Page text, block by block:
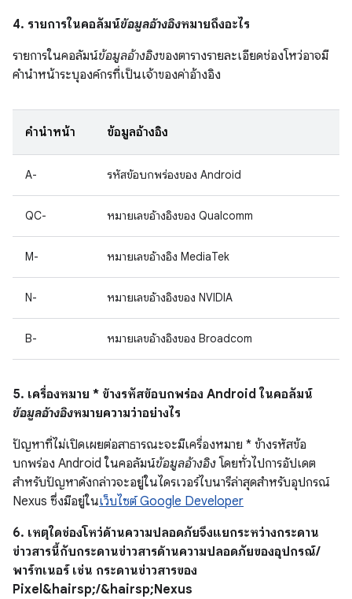
4. รายการในคอลัมน์ข้อมูลอ้างอิงหมายถึงอะไร
รายการในคอลัมน์ข้อมูลอ้างอิงของตารางรายละเอียดช่องโหว่อาจมี
คำนำหน้าระบุองค์กรที่เป็นเจ้าของค่าอ้างอิง
คำนำหน้า ข้อมูลอ้างอิง
A- รหัสข้อบกพร่องของ Android
QC- หมายเลขอ้างอิงของ Qualcomm
M- หมายเลขอ้างอิง MediaTek
N- หมายเลขอ้างอิงของ NVIDIA
B- หมายเลขอ้างอิงของ Broadcom
5. เครื่องหมาย * ข้างรหัสข้อบกพร่อง Android ในคอลัมน์
ข้อมูลอ้างอิงหมายความว่าอย่างไร
ปัญหาที่ไม่เปิดเผยต่อสาธารณะจะมีเครื่องหมาย * ข้างรหัสข้อ
บกพร่อง Android ในคอลัมน์ข้อมูลอ้างอิง โดยทั่วไปการอัปเดต
สำหรับปัญหาดังกล่าวจะอยู่ในไดรเวอร์ไบนารีล่าสุดสำหรับอุปกรณ์
Nexus ซึ่งมีอยู่ในเว็บไซต์ Google Developer
6. เหตุใดช่องโหว่ด้านความปลอดภัยจึงแยกระหว่างกระดาน
ข่าวสารนี้กับกระดานข่าวสารด้านความปลอดภัยของอุปกรณ์/
พาร์ทเนอร์ เช่น กระดานข่าวสารของ
Pixel&hairsp;/&hairsp;Nexus